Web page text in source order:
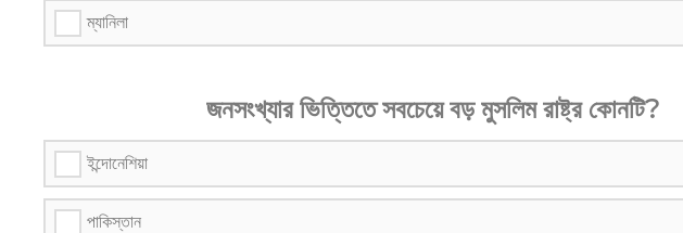
ম্যানিলা
জনসংখ্যার ভিত্তিতে সবচেয়ে বড় মুসলিম রাষ্ট্র কোনটি?
ইন্দোনেশিয়া
পাকিস্তান